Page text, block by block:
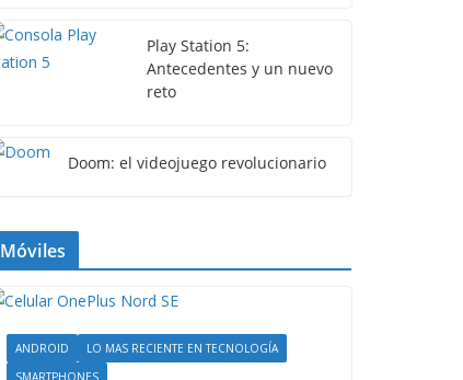
Play Station 5:
Antecedentes y un nuevo
reto
Doom: el videojuego revolucionario
Móviles
ANDROID
LO MAS RECIENTE EN TECNOLOGÍA
SMARTPHONES